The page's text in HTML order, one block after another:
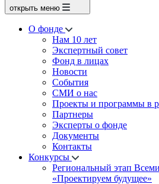
открыть меню
О фонде
Нам 10 лет
Экспертный совет
Фонд в лицах
Новости
События
СМИ о нас
Проекты и программы в
Партнеры
Эксперты о фонде
Документы
Контакты
Конкурсы
Региональный этап
«Проектируем будущее»